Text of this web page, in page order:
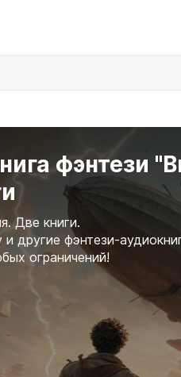
фэнтези
Две книги.
другие фэнтези-
ограничений!